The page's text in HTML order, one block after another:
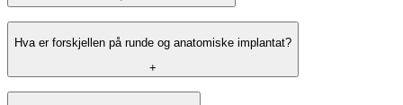
Hva er forskjellen på runde og anatomiske implantat?
+